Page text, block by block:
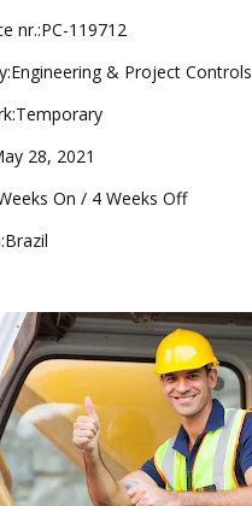
nr.:PC-119712
& Project Controls
28, 2021
On / 4 Weeks Off